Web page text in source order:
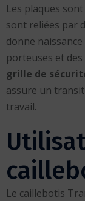
Les plaques
sont reliées par
donne
porteuses et
grille de
assure un
travail.
Le caillebotis